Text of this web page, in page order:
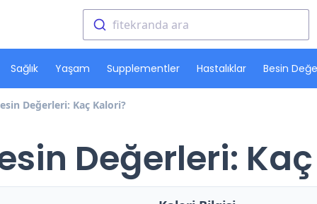
fitekranda ara
Sağlık Yaşam Supplementler Hastalıklar Besin
Değerleri: Kaç Kalori?
Değerleri: